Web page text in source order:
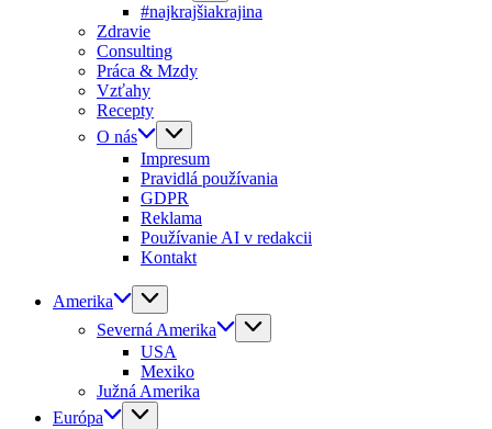
#najkrajšiakrajina
Zdravie
Consulting
Práca & Mzdy
Vzťahy
Recepty
O nás
Impresum
Pravidlá používania
GDPR
Reklama
Používanie AI v redakcii
Kontakt
Amerika
Severná Amerika
USA
Mexiko
Južná Amerika
Európa